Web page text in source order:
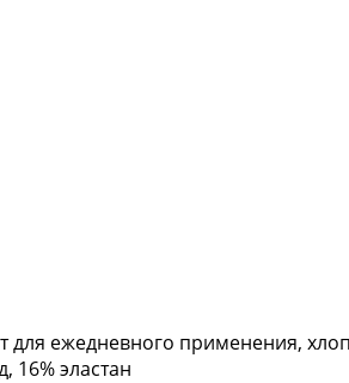
ежедневного применения,
16% эластан